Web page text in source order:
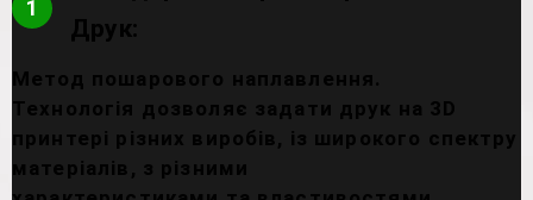
1
Друк:
Метод пошарового наплавлення.
Технологія дозволяє задати друк на 3D
принтері різних виробів, із широкого спектру
матеріалів, з різними